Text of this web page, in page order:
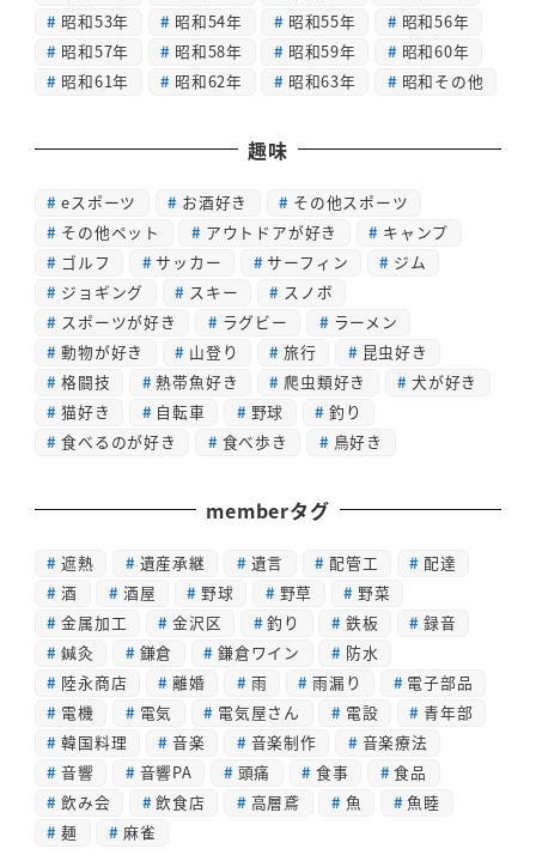
昭和53年
昭和54年 昭和55年
昭和56年
昭和57年
昭和58年 昭和59年
昭和60年
昭和61年
昭和62年 昭和63年 昭和その他
趣味
eスポーツ お酒好き
その他スポーツ
その他ペット
アウトドアが好き
キャンプ
ゴルフ
サッカー サーフィン
ジム
ジョギング
スキー
スノボ
スポーツが好き
ラグビー
ラーメン
動物が好き
山登り 旅行
昆虫好き
格闘技
熱帯魚好き 爬虫類好き
犬が好き
猫好き
自転車 野球
釣り
食べるのが好き
食べ歩き 鳥好き
memberタグ
遮熱 遺産承継 遺言 配管工
配達
酒
酒屋 野球 野草
野菜
金属加工
金沢区 釣り 鉄板
録音
鍼灸
鎌倉 鎌倉ワイン
防水
陸永商店
離婚 雨 雨漏り
電子部品
電機
電気 電気屋さん 電設
青年部
韓国料理
音楽 音楽制作
音楽療法
音響
音響PA 頭痛 食事
食品
飲み会
飲食店 高層鳶 魚
魚睦
麺
麻雀